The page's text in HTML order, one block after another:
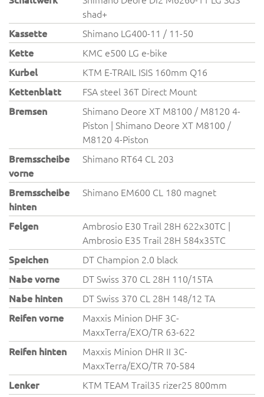
shad+
Kassette
Shimano LG400-11 / 11-50
Kette
KMC e500 LG e-bike
Kurbel
KTM E-TRAIL ISIS 160mm Q16
Kettenblatt
FSA steel 36T Direct Mount
Bremsen
Shimano Deore XT M8100 / M8120 4-
Piston | Shimano Deore XT M8100 /
M8120 4-Piston
Bremsscheibe
vorne
Shimano RT64 CL 203
Bremsscheibe
hinten
Shimano EM600 CL 180 magnet
Felgen
Ambrosio E30 Trail 28H 622x30TC |
Ambrosio E35 Trail 28H 584x35TC
Speichen
DT Champion 2.0 black
Nabe vorne
DT Swiss 370 CL 28H 110/15TA
Nabe hinten
DT Swiss 370 CL 28H 148/12 TA
Reifen vorne
Maxxis Minion DHF 3C-
MaxxTerra/EXO/TR 63-622
Reifen hinten
Maxxis Minion DHR II 3C-
MaxxTerra/EXO/TR 70-584
Lenker
KTM TEAM Trail35 rizer25 800mm